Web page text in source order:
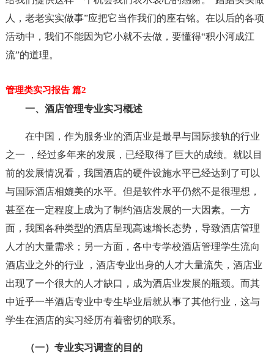
人，老老实实做事”应把它当作我们的座右铭。在以后的各项
活动中，我们不能因为它小就不去做，要懂得“积小河成江
流”的道理。
管理类实习报告 篇2
一、酒店管理专业实习概述
在中国，作为服务业的酒店业是最早与国际接轨的行业
之一 ，经过多年来的发展，已经取得了巨大的成绩。就以目
前的发展情况看，我国酒店的硬件设施水平已经达到了可以
与国际酒店相媲美的水平。但是软件水平仍然不是很理想，
甚至在一定程度上成为了制约酒店发展的一大因素。一方
面，我国各种类型的酒店呈现高速增长态势，导致酒店管理
人才的大量需求；另一方面，各中专学校酒店管理学生流向
酒店业之外的行业 ，酒店专业出身的人才大量流失，酒店业
出现了一个很大的人才缺口，成为酒店业发展的瓶颈。而其
中近乎一半酒店专业中专生毕业后就从事了其他行业，这与
学生在酒店的实习经历有着密切的联系。
（一）专业实习调查的目的